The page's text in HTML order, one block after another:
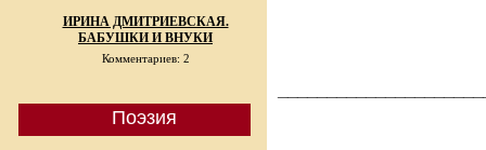
ИРИНА ДМИТРИЕВСКАЯ.
БАБУШКИ И ВНУКИ
Комментариев: 2
Поэзия